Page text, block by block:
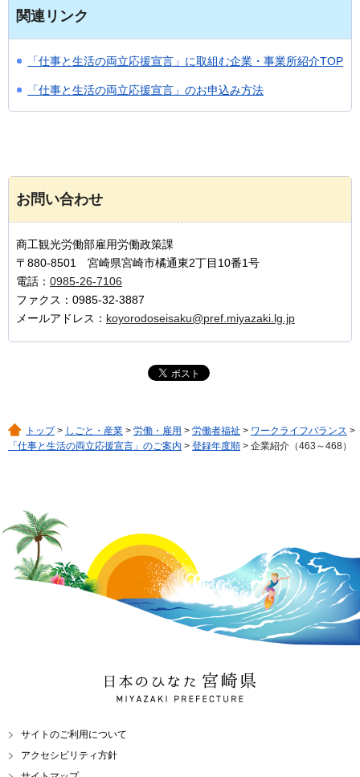
関連リンク
「仕事と生活の両立応援宣言」に取組む企業・事業所紹介TOP
「仕事と生活の両立応援宣言」のお申込み方法
お問い合わせ
商工観光労働部雇用労働政策課
〒880-8501 宮崎県宮崎市橘通東2丁目10番1号
電話： 0985-26-7106
ファクス：0985-32-3887
メールアドレス： koyorodoseisaku@pref.miyazaki.lg.jp
トップ> しごと・産業 > 労働・雇用 > 労働者福祉 > ワークライフバランス >
「仕事と生活の両立応援宣言」のご案内 > 登録年度順 > 企業紹介（463～468）
日本のひなた 宮崎県
MIYAZAKI PREFECTURE
サイトのご利用について
アクセシビリティ方針